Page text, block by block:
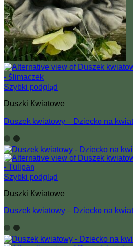
Szybki podgląd
Duszki Kwiatowe
Duszek kwiatowy – Dziecko na
Szybki podgląd
Duszki Kwiatowe
Duszek kwiatowy – Dziecko na